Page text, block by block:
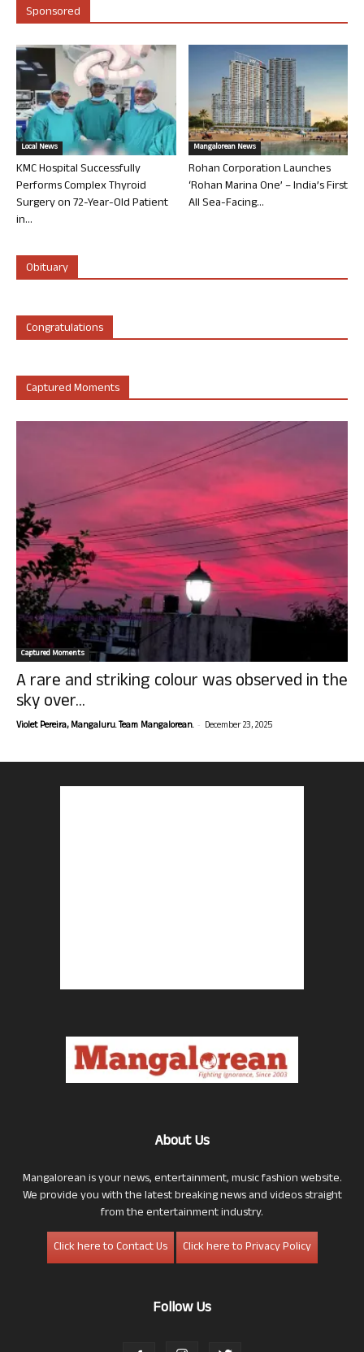
Sponsored
Local News
KMC Hospital Successfully
Performs Complex Thyroid
Surgery on 72-Year-Old Patient
in...
Mangalorean News
Rohan Corporation Launches
‘Rohan Marina One’ – India’s First
All Sea-Facing...
Obituary
Congratulations
Captured Moments
Captured Moments
A rare and striking colour was observed in the
sky over...
Violet Pereira, Mangaluru. Team Mangalorean. - December 23, 2025
About Us
Mangalorean is your news, entertainment, music fashion website.
We provide you with the latest breaking news and videos straight
from the entertainment industry.
Click here to Contact Us
Click here to Privacy Policy
Follow Us